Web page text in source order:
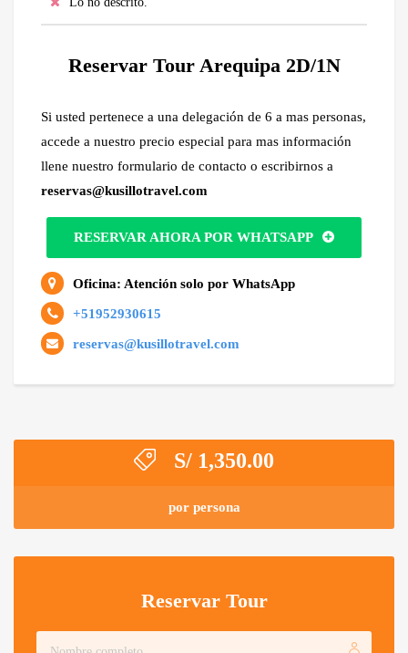
Reservar Tour Arequipa 2D/1N
Si usted pertenece a una delegación de 6 a mas personas,
accede a nuestro precio especial para mas información
llene nuestro formulario de contacto o escribirnos a
reservas@kusillotravel.com
RESERVAR AHORA POR WHATSAPP
Oficina: Atención solo por WhatsApp
+51952930615
reservas@kusillotravel.com
S/ 1,350.00
por persona
Reservar Tour